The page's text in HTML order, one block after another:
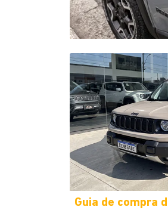
Guia de compra